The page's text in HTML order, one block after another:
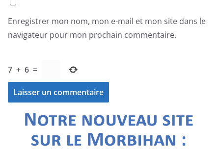
Enregistrer mon nom, mon e-mail et mon site dans le
navigateur pour mon prochain commentaire.
7 + 6 =